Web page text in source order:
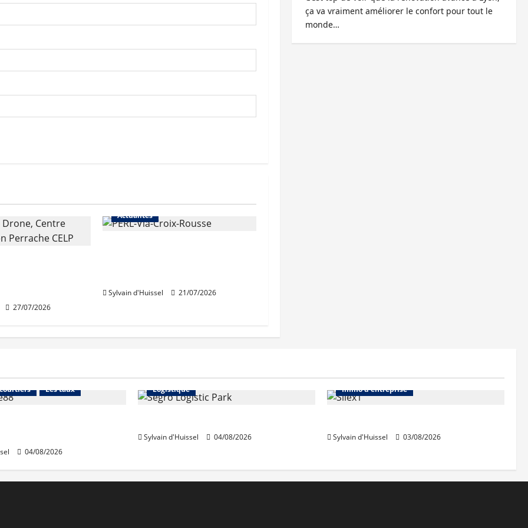
27/07/2026
Actualités
Sylvain d'Huissel 21/07/2026
ça va vraiment améliorer le confort pour tout le
monde…
Les taux
04/08/2026
Logistique
Sylvain d'Huissel 04/08/2026
Immo d'entreprise
Sylvain d'Huissel 03/08/2026